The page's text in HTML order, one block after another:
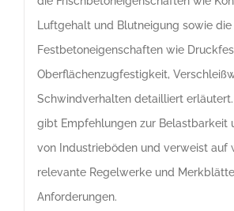
Luftgehalt und Blutneigung sowie die
Festbetoneigenschaften wie
Oberflächenzugfestigkeit,
Schwindverhalten detailliert
gibt Empfehlungen zur Belastbarkeit
von Industrieböden und verweist auf
relevante Regelwerke und
Anforderungen.